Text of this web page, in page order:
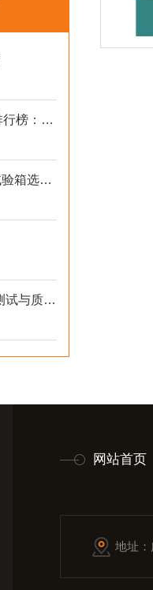
2026年温湿振三综合试验箱排行榜：多应力可靠性测试设备优选榜单
2026年IPX9K高温高压喷射试验箱选型避坑：告别步进低配数据漂移
金属家具涂料抗UV老化加速测试与质量优化解决方案
网站首页
地址